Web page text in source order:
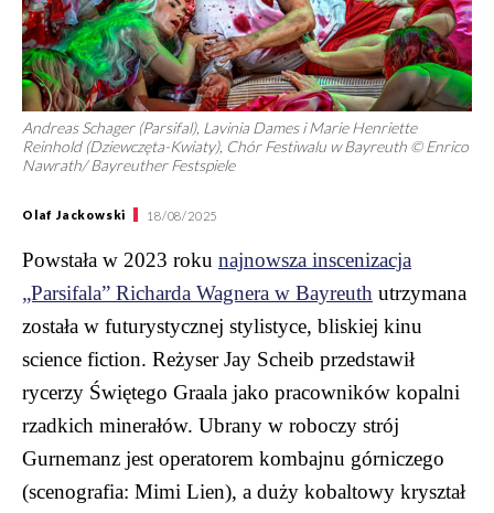
Andreas Schager (Parsifal), Lavinia Dames i Marie Henriette
Reinhold (Dziewczęta-Kwiaty), Chór Festiwalu w Bayreuth © Enrico
Nawrath/ Bayreuther Festspiele
Olaf Jackowski 18/08/2025
Powstała w 2023 roku najnowsza inscenizacja
„Parsifala” Richarda Wagnera w Bayreuth utrzymana
została w futurystycznej stylistyce, bliskiej kinu
science fiction. Reżyser Jay Scheib przedstawił
rycerzy Świętego Graala jako pracowników kopalni
rzadkich minerałów. Ubrany w roboczy strój
Gurnemanz jest operatorem kombajnu górniczego
(scenografia: Mimi Lien), a duży kobaltowy kryształ